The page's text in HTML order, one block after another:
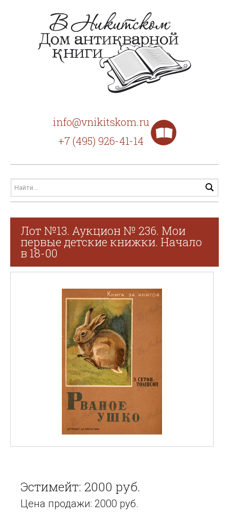
info@vnikitskom.ru
+7 (495) 926-41-14
Лот №13. Аукцион № 236. Мои
первые детские книжки. Начало
в 18-00
Эстимейт: 2000 руб.
Цена продажи: 2000 руб.